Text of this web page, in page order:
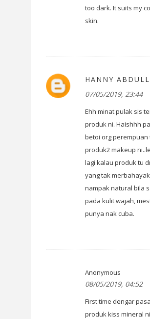
too dark. It suits my
skin.
HANNY
07/05/2019, 23:44
Ehh minat pulak sis
produk ni. Haishhh
betoi org perempuan
produk2 makeup
lagi kalau produk tu
yang tak
nampak natural bila
pada kulit wajah,
punya nak cuba.
Anonymous
08/05/2019, 04:52
First time dengar
produk kiss mineral